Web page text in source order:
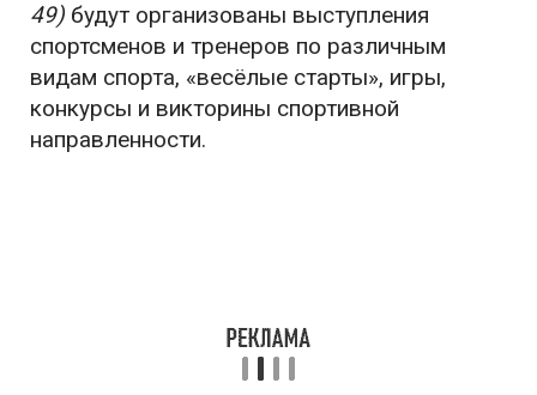
49) будут организованы выступления
спортсменов и тренеров по различным
видам спорта, «весёлые старты», игры,
конкурсы и викторины спортивной
направленности.